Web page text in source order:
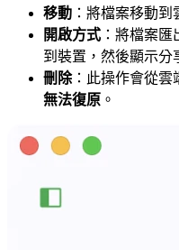
移動 ：將檔案移動
開啟方式 ：將檔案
到裝置，然後顯示分
刪除：此操作會從雲
無法復原 。